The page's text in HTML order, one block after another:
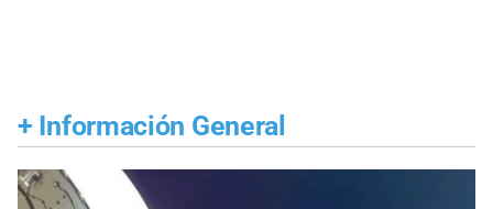
+ Información General